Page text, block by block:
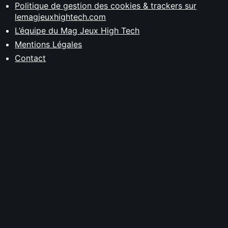
Politique de gestion des cookies & trackers sur
lemagjeuxhightech.com
L’équipe du Mag Jeux High Tech
Mentions Légales
Contact